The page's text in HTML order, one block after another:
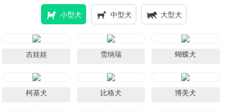
小型犬 中型犬 大型犬
吉娃娃 雪纳瑞 蝴蝶犬
柯基犬 比格犬 博美犬